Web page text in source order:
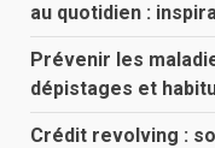
au quotidien :
Prévenir les
dépistages et
Crédit revolving :